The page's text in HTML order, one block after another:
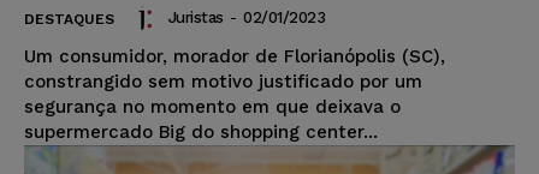
DESTAQUES Juristas - 02/01/2023
Um consumidor, morador de Florianópolis (SC),
constrangido sem motivo justificado por um
segurança no momento em que deixava o
supermercado Big do shopping center...